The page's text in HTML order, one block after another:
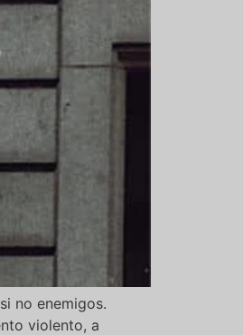
no enemigos.
violento, a